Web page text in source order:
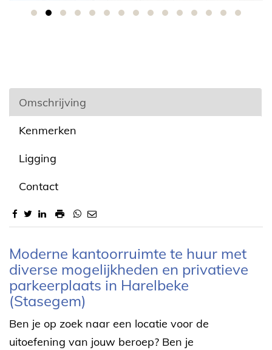
Omschrijving
Kenmerken
Ligging
Contact
Omschrijving
Moderne kantoorruimte te huur met
diverse mogelijkheden en privatieve
parkeerplaats in Harelbeke
(Stasegem)
Ben je op zoek naar een locatie voor de
uitoefening van jouw beroep? Ben je